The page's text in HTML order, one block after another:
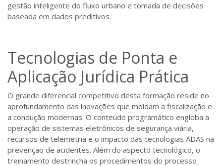
gestão inteligente do fluxo urbano e tomada de decisões
baseada em dados preditivos.
Tecnologias de Ponta e
Aplicação Jurídica Prática
O grande diferencial competitivo desta formação reside no
aprofundamento das inovações que moldam a fiscalização e
a condução modernas. O conteúdo programático engloba a
operação de sistemas eletrônicos de segurança viária,
recursos de telemetria e o impacto das tecnologias ADAS na
prevenção de acidentes. Além do aspecto tecnológico, o
treinamento destrincha os procedimentos do processo